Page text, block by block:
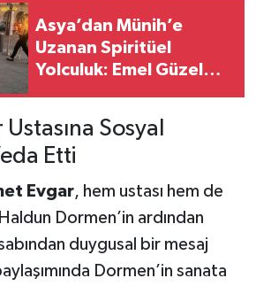
Asya’dan Münih’e
Uzanan Spiritüel
Yolculuk: Emel Güzel
Sosyal
Etti
Evgar, hem ustası hem de
Dormen’in ardından
duygusal bir mesaj
Dormen’in sanata